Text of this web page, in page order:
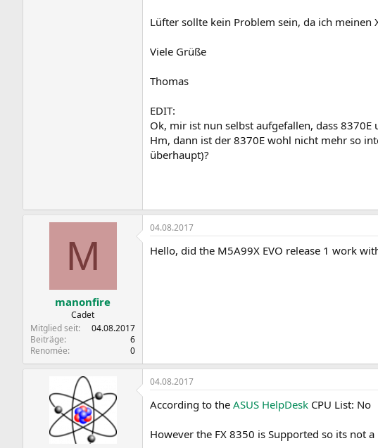
Lüfter sollte kein Problem sein, da ich
Viele Grüße
Thomas
EDIT:
Ok, mir ist nun selbst aufgefallen, dass
Hm, dann ist der 8370E wohl nicht mehr so
überhaupt)?
M
manonfire
Cadet
Mitglied seit
04.08.2017
Beiträge
6
Renomée
0
04.08.2017
Hello, did the M5A99X EVO release 1 work
04.08.2017
According to the ASUS HelpDesk CPU List: No
However the FX 8350 is Supported so its not